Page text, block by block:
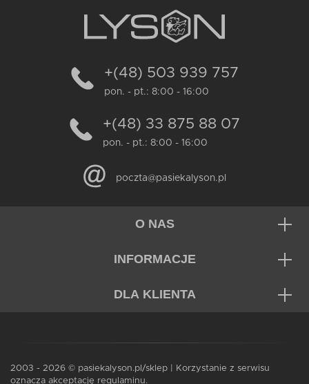
+(48) 503 939 757
pon. - pt.: 8:00 - 16:00
+(48) 33 875 88 07
pon. - pt.: 8:00 - 16:00
poczta@pasiekalyson.pl
O NAS
INFORMACJE
DLA KLIENTA
2003 - 2026 © pasiekalyson.pl/sklep | Korzystanie z serwisu
oznacza akceptację regulaminu.